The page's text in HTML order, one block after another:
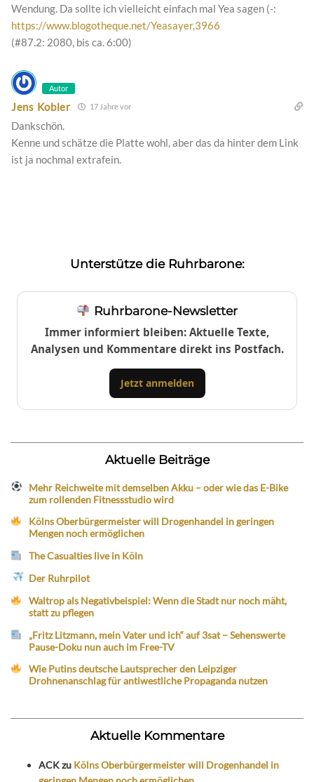
Wendung. Da sollte ich vielleicht einfach mal Yea sagen (-:
https://www.blogotheque.net/Yeasayer,3966
(#87.2: 2080, bis ca. 6:00)
Autor
Jens Kobler 17 Jahre vor
Dankschön.
Kenne und schätze die Platte wohl, aber das da hinter dem Link
ist ja nochmal extrafein.
Unterstütze die Ruhrbarone:
Ruhrbarone-Newsletter
Immer informiert bleiben: Aktuelle Texte,
Analysen und Kommentare direkt ins Postfach.
Jetzt anmelden
Aktuelle Beiträge
Mehr Reichweite mit demselben Akku – oder wie das E-Bike
zum rollenden Fitnessstudio wird
Kölns Oberbürgermeister will Drogenhandel in geringen
Mengen noch ermöglichen
The Casualties live in Köln
Der Ruhrpilot
Waltrop als Negativbeispiel: Wenn die Stadt nur noch mäht,
statt zu pflegen
„Fritz Litzmann, mein Vater und ich“ auf 3sat – Sehenswerte
Pause-Doku nun auch im Free-TV
Wie Putins deutsche Lautsprecher den Leipziger
Drohnenanschlag für antiwestliche Propaganda nutzen
Aktuelle Kommentare
ACKzu Kölns Oberbürgermeister will Drogenhandel in